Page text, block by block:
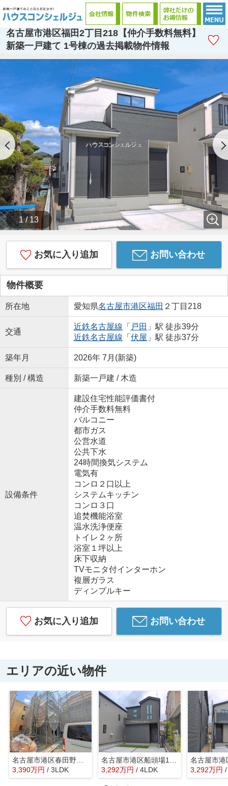
名古屋市港区福田2丁目218【仲介手数料無料】
新築一戸建て 1号棟の過去掲載物件情報
1 / 13
お気に入り追加 お問い合わせ
物件概要
所在地 愛知県名古屋市港区福田 ２丁目218
交通
近鉄名古屋線 「 戸田 」駅 徒歩39分
近鉄名古屋線 「 伏屋 」駅 徒歩37分
築年月 2026年 7月(新築)
種別 / 構造 新築一戸建 / 木造
設備条件
建設住宅性能評価書付
仲介手数料無料
バルコニー
都市ガス
公営水道
公共下水
24時間換気システム
電気有
コンロ２口以上
システムキッチン
コンロ３口
追焚機能浴室
温水洗浄便座
トイレ２ヶ所
浴室１坪以上
床下収納
TVモニタ付インターホン
複層ガラス
ディンプルキー
お気に入り追加 お問い合わせ
エリアの近い物件
名古屋市港区春田野２丁目1404-1【仲介手数料無料】新築一戸建て 4号棟
3,390万円 / 3LDK
3,292万円 / 4LDK 3,292万円